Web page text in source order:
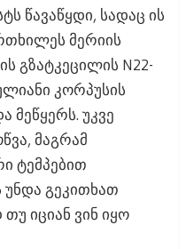
წავაწყდი, სადაც ის
მერიის
გზატკეცილის N22-
კორპუსის
მეწყერს. უკვე
მაგრამ
ტემპებით
გეკითხათ
იციან ვინ იყო